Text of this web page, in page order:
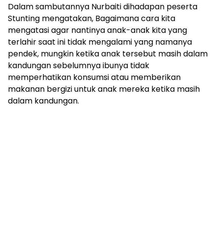
Dalam sambutannya Nurbaiti dihadapan peserta
Stunting mengatakan, Bagaimana cara kita
mengatasi agar nantinya anak-anak kita yang
terlahir saat ini tidak mengalami yang namanya
pendek, mungkin ketika anak tersebut masih dalam
kandungan sebelumnya ibunya tidak
memperhatikan konsumsi atau memberikan
makanan bergizi untuk anak mereka ketika masih
dalam kandungan.